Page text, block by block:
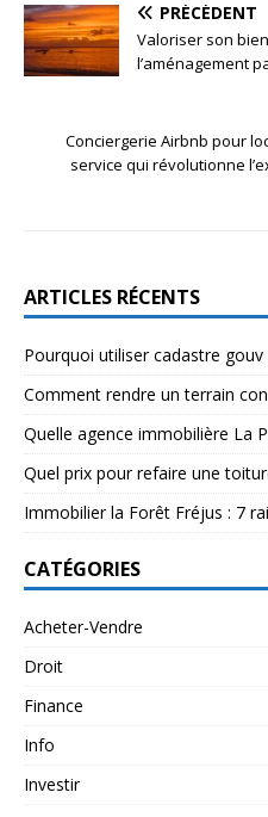
PRÉCÉDENT
Valoriser son
l’aménagement
Conciergerie Airbnb pour
service qui révolutionne
ARTICLES RÉCENTS
Pourquoi utiliser cadastre
Comment rendre un terrain
Quelle agence immobilière La
Quel prix pour refaire une
Immobilier la Forêt Fréjus : 7
CATÉGORIES
Acheter-Vendre
Droit
Finance
Info
Investir